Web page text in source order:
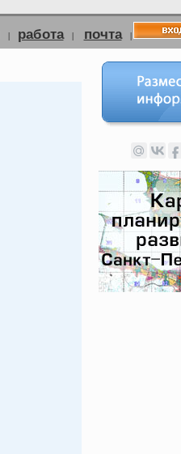
| работа | почта |